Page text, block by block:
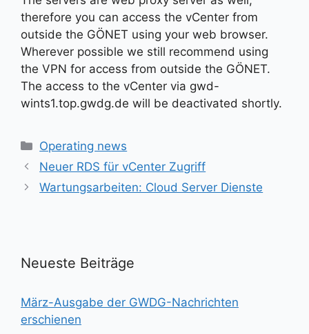
therefore you can access the vCenter from
outside the GÖNET using your web browser.
Wherever possible we still recommend using
the VPN for access from outside the GÖNET.
The access to the vCenter via gwd-
wints1.top.gwdg.de will be deactivated shortly.
Kategorien
Operating news
Neuer RDS für vCenter Zugriff
Wartungsarbeiten: Cloud Server Dienste
Neueste Beiträge
März-Ausgabe der GWDG-Nachrichten
erschienen